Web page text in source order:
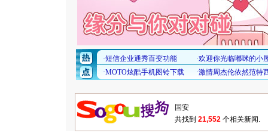
共找到 21,552 个相关新闻.